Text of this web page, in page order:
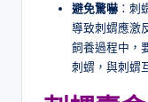
避免驚嚇 ：刺
導致刺蝟應激
飼養過程中，
刺蝟，與刺蝟